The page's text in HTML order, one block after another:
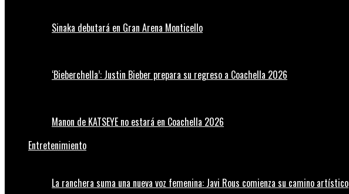
Sinaka debutará en Gran Arena Monticello
‘Bieberchella’: Justin Bieber prepara su regreso a Coachella 2026
Manon de KATSEYE no estará en Coachella 2026
Entretenimiento
La ranchera suma una nueva voz femenina: Javi Rous comienza su camino artístico